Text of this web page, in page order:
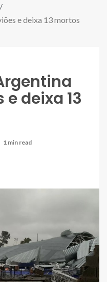
e deixa 13 mortos
deixa 13
1 min read